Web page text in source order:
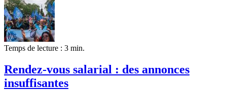
Temps de lecture : 3 min.
Rendez-vous salarial : des annonces
insuffisantes